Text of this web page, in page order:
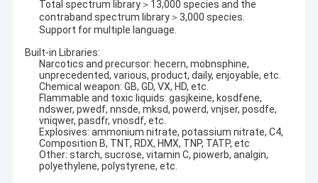
Total spectrum library＞13,000 species and the
contraband spectrum library＞3,000 species.
Support for multiple language.
Built-in Libraries:
Narcotics and precursor: hecern, mobnsphine,
unprecedented, various, product, daily, enjoyable, etc.
Chemical weapon: GB, GD, VX, HD, etc.
Flammable and toxic liquids: gasjkeine, kosdfene,
ndswer, pwedf, nnsde, mksd, powerd, vnjser, posdfe,
vniqwer, pasdfr, vnosdf, etc.
Explosives: ammonium nitrate, potassium nitrate, C4,
Composition B, TNT, RDX, HMX, TNP, TATP, etc
Other: starch, sucrose, vitamin C, piowerb, analgin,
polyethylene, polystyrene, etc.